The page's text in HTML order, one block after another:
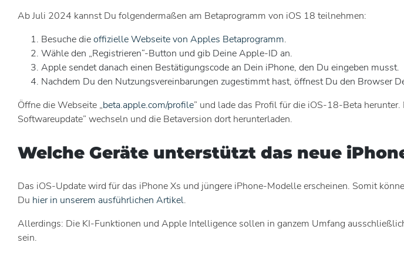
Ab Juli 2024 kannst Du folgendermaßen am Betaprogramm von iOS 18 teilnehmen:
Besuche dieoffizielle Webseite von Apples Betaprogramm.
Wähle den „Registrieren“-Button und gib Deine Apple-ID an.
Apple sendet danach einen Bestätigungscode an Dein iPhone, den Du eingeben musst.
Nachdem Du den Nutzungsvereinbarungen zugestimmt hast, öffnest Du den Browser
Öffne die Webseite „beta.apple.com/profile” und lade das Profil für die iOS-18-Beta
Softwareupdate” wechseln und die Betaversion dort herunterladen.
Welche Geräte unterstützt das neue
Das iOS-Update wird für das iPhone Xs und jüngere iPhone-Modelle erscheinen. Somit
Du hier in unserem ausführlichen Artikel.
Allerdings: Die KI-Funktionen und Apple Intelligence sollen in ganzem Umfang
sein.